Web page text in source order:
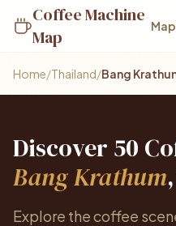
Coffee Machine
Map
Map
Home/Thailand/Bang
Discover 50
Bang Krathum
Explore the coffee